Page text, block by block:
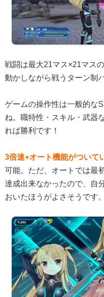
戦闘は最大21マス×21マス
動かしながら戦うターン制
ゲームの操作性は一般的な
ね。職特性・スキル・武器
れば勝利です！
3倍速+オート機能がついて
可能。ただ、オートでは最
達成出来なかったので、自
おいたほうがよさそうです。